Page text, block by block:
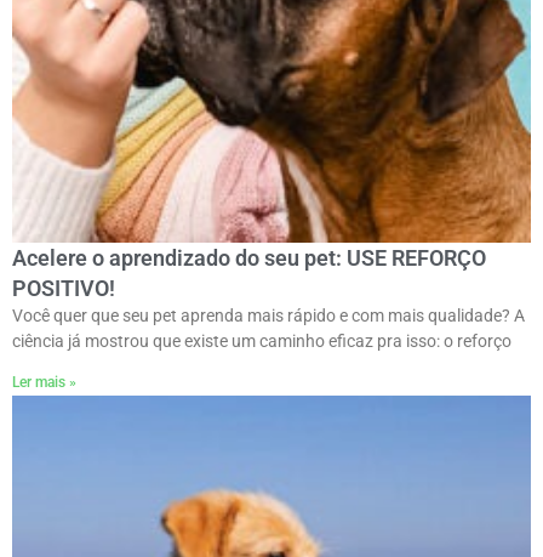
Acelere o aprendizado do seu pet: USE REFORÇO
POSITIVO!
Você quer que seu pet aprenda mais rápido e com mais qualidade? A
ciência já mostrou que existe um caminho eficaz pra isso: o reforço
Ler mais »